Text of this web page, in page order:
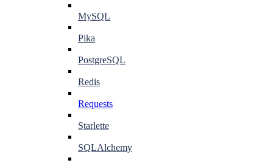
MySQL
Pika
PostgreSQL
Redis
Requests
Starlette
SQLAlchemy